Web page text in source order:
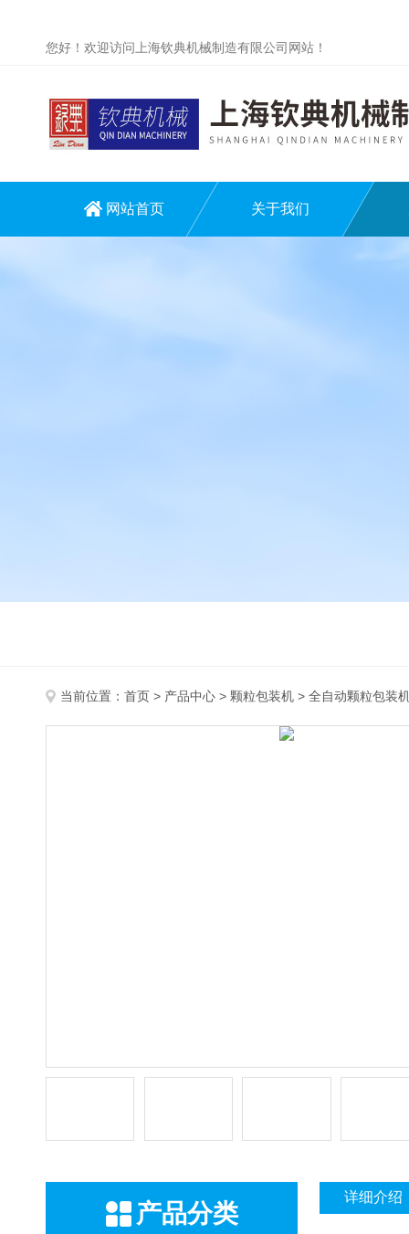
您好！欢迎访问上海钦典机械制造有限公司网站！
网站首页 关于我们
当前位置： 首页 > 产品中心 > 颗粒包装机 > 全自动颗粒包装
产品分类
详细介绍